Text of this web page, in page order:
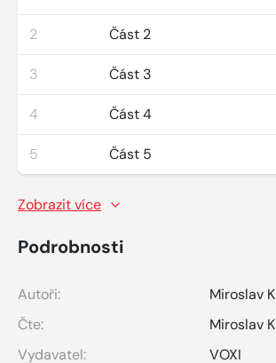
2 Část 2
3 Část 3
4 Část 4
5 Část 5
Zobrazit více
Podrobnosti
Autoři:
Miroslav
Čte:
Miroslav
Vydavatel:
VOXI